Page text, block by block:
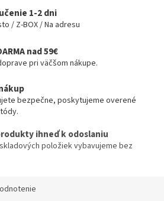
1-2 dni
/ Z-BOX / Na adresu
nad 59€
pri väčšom nákupe.
bezpečne, poskytujeme overené
ihneď k odoslaniu
položiek vybavujeme bez